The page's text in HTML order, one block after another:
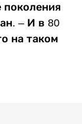
поколения
– И в 80
на таком